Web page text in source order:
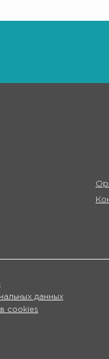
данных
cookies